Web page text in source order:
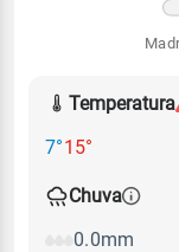
Temperatura
7°15°
Chuva
0.0mm